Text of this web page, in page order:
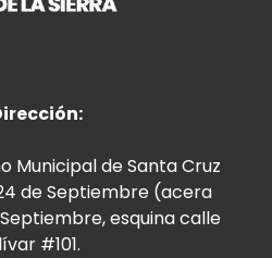
Municipal de Santa Cruz
de Septiembre (acera
esquina calle
#101.